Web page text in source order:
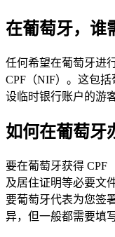
在葡萄牙，谁
任何希望在葡萄牙进
CPF（NIF）。这包
设临时银行账户的游客
如何在葡萄牙
要在葡萄牙获得 CPF
及居住证明等必要文
要葡萄牙代表为您签
异，但一般都需要填